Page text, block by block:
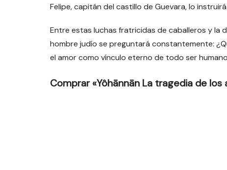
Felipe, capitán del castillo de Guevara, lo
Entre estas luchas fratricidas de caballeros y la
hombre judío se preguntará constantemente:
el amor como vínculo eterno de todo ser
Comprar «Yôhānnān La tragedia de los